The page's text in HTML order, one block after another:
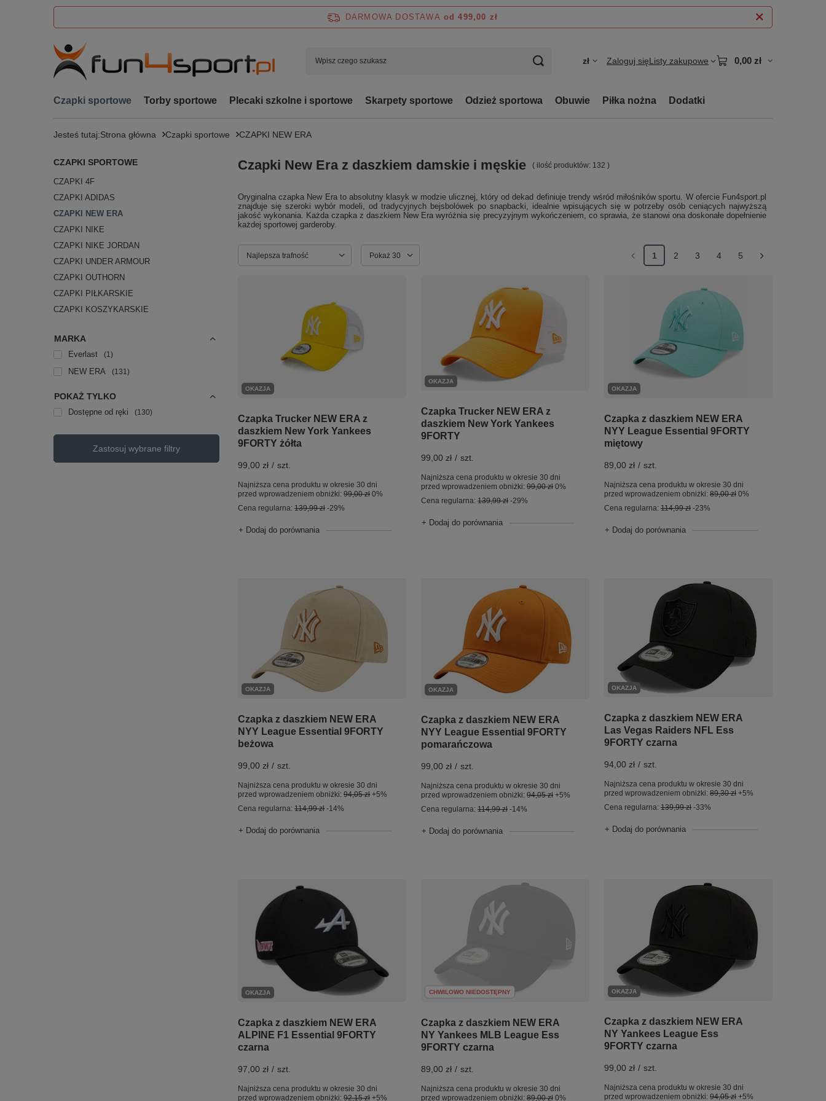
DARMOWA DOSTAWA od 499,00 zł
zł Zaloguj sięListy zakupowe 0,00 zł
Czapki sportowe Torby sportowe Plecaki szkolne i sportowe Skarpety sportowe Odzież sportowa Obuwie Piłka nożna Dodatki
Jesteś tutaj:Strona główna Czapki sportowe CZAPKI NEW ERA
CZAPKI SPORTOWE
CZAPKI 4F
CZAPKI ADIDAS
CZAPKI NEW ERA
CZAPKI NIKE
CZAPKI NIKE JORDAN
CZAPKI UNDER ARMOUR
CZAPKI OUTHORN
CZAPKI PIŁKARSKIE
CZAPKI KOSZYKARSKIE
MARKA
Everlast 1
NEW ERA 131
POKAŻ TYLKO
Dostępne od ręki 130
Zastosuj wybrane filtry
Czapki New Era z daszkiem damskie i męskie ( ilość produktów: 132 )
Oryginalna czapka New Era to absolutny klasyk w modzie ulicznej, który od dekad definiuje trendy wśród miłośników sportu. W ofercie Fun4sport.pl
znajduje się szeroki wybór modeli, od tradycyjnych bejsbolówek po snapbacki, idealnie wpisujących się w potrzeby osób ceniących najwyższą
jakość wykonania. Każda czapka z daszkiem New Era wyróżnia się precyzyjnym wykończeniem, co sprawia, że stanowi ona doskonałe dopełnienie
każdej sportowej garderoby.
Zmień sortowanie
Najlepsza trafność Zmień ilość wyświetlanych produktów
Pokaż 30 1 2 3 4 5
OKAZJA
Czapka Trucker NEW ERA z
daszkiem New York Yankees
9FORTY żółta
99,00 zł / szt.
Najniższa cena produktu w okresie 30 dni
przed wprowadzeniem obniżki: 99,00 zł 0%
Cena regularna: 139,99 zł -29%
+ Dodaj do porównania
OKAZJA
Czapka Trucker NEW ERA z
daszkiem New York Yankees
9FORTY
99,00 zł / szt.
Najniższa cena produktu w okresie 30 dni
przed wprowadzeniem obniżki: 99,00 zł 0%
Cena regularna: 139,99 zł -29%
+ Dodaj do porównania
OKAZJA
Czapka z daszkiem NEW ERA
NYY League Essential 9FORTY
miętowy
89,00 zł / szt.
Najniższa cena produktu w okresie 30 dni
przed wprowadzeniem obniżki: 89,00 zł 0%
Cena regularna: 114,99 zł -23%
+ Dodaj do porównania
OKAZJA
Czapka z daszkiem NEW ERA
NYY League Essential 9FORTY
beżowa
99,00 zł / szt.
Najniższa cena produktu w okresie 30 dni
przed wprowadzeniem obniżki: 94,05 zł +5%
Cena regularna: 114,99 zł -14%
+ Dodaj do porównania
OKAZJA
Czapka z daszkiem NEW ERA
NYY League Essential 9FORTY
pomarańczowa
99,00 zł / szt.
Najniższa cena produktu w okresie 30 dni
przed wprowadzeniem obniżki: 94,05 zł +5%
Cena regularna: 114,99 zł -14%
+ Dodaj do porównania
OKAZJA
Czapka z daszkiem NEW ERA
Las Vegas Raiders NFL Ess
9FORTY czarna
94,00 zł / szt.
Najniższa cena produktu w okresie 30 dni
przed wprowadzeniem obniżki: 89,30 zł +5%
Cena regularna: 139,99 zł -33%
+ Dodaj do porównania
OKAZJA
Czapka z daszkiem NEW ERA
ALPINE F1 Essential 9FORTY
czarna
97,00 zł / szt.
Najniższa cena produktu w okresie 30 dni
przed wprowadzeniem obniżki: 92,15 zł +5%
CHWILOWO NIEDOSTĘPNY
Czapka z daszkiem NEW ERA
NY Yankees MLB League Ess
9FORTY czarna
89,00 zł / szt.
Najniższa cena produktu w okresie 30 dni
przed wprowadzeniem obniżki: 89,00 zł 0%
OKAZJA
Czapka z daszkiem NEW ERA
NY Yankees League Ess
9FORTY czarna
99,00 zł / szt.
Najniższa cena produktu w okresie 30 dni
przed wprowadzeniem obniżki: 94,05 zł +5%